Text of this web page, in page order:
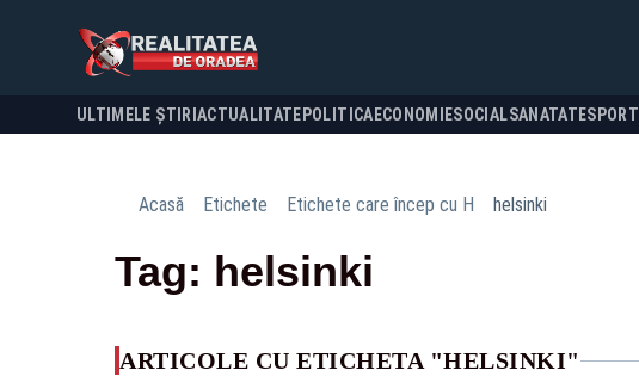
ULTIMELE ȘTIRI ACTUALITATE POLITICA ECONOMIESOCIALSANATATESPORT
Acasă Etichete Etichete care încep cu H helsinki
Tag: helsinki
ARTICOLE CU ETICHETA "HELSINKI"